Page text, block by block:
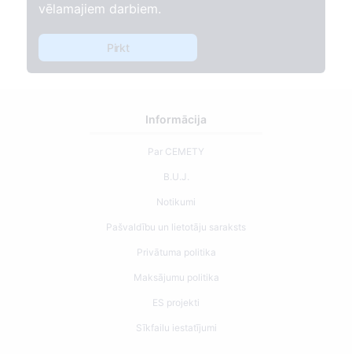
vēlamajiem darbiem.
Pirkt
Informācija
Par CEMETY
B.U.J.
Notikumi
Pašvaldību un lietotāju saraksts
Privātuma politika
Maksājumu politika
ES projekti
Sīkfailu iestatījumi